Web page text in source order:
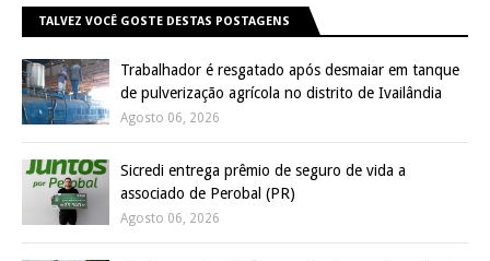
TALVEZ VOCÊ GOSTE DESTAS POSTAGENS
Trabalhador é resgatado após desmaiar em tanque
de pulverização agrícola no distrito de Ivailândia
Agosto 06, 2026
Sicredi entrega prêmio de seguro de vida a
associado de Perobal (PR)
Agosto 06, 2026